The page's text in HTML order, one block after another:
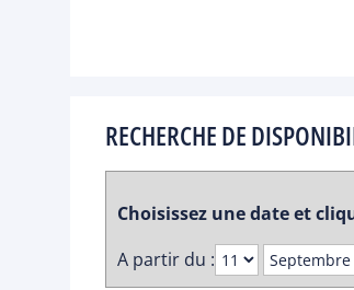
RECHERCHE DE
Choisissez une date et
A partir du :